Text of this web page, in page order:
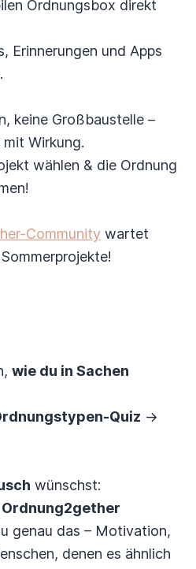
Ordnungsbox direkt
Erinnerungen und Apps
keine Großbaustelle –
Wirkung.
wählen & die Ordnung
Community wartet
wie du in Sachen
Quiz →
wünschst:
Ordnung2gether
genau das – Motivation,
denen es ähnlich